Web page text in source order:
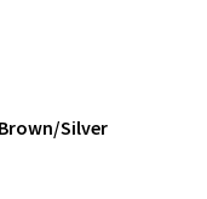
Silver